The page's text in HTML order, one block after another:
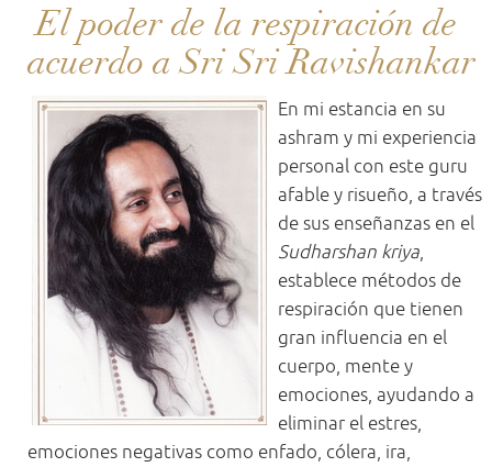
El poder de la respiración de
acuerdo a Sri Sri Ravishankar
En mi estancia en su
ashram y mi experiencia
personal con este guru
afable y risueño, a través
de sus enseñanzas en el
Sudharshan kriya,
establece métodos de
respiración que tienen
gran influencia en el
cuerpo, mente y
emociones, ayudando a
eliminar el estres,
emociones negativas como enfado, cólera, ira,